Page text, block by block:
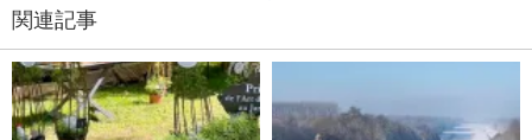
関連記事